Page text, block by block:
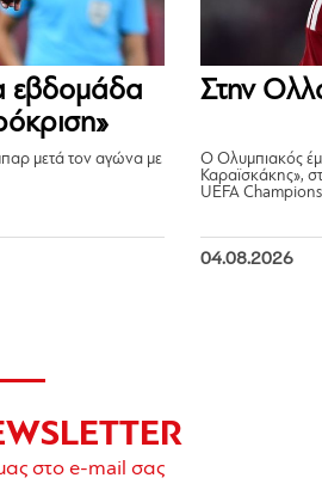
εβδομάδα
μετά τον αγώνα με
Στην
Ο Ολυμπιακός
Καραϊσκάκης»,
UEFA
04.08.2026
στο e-mail σας